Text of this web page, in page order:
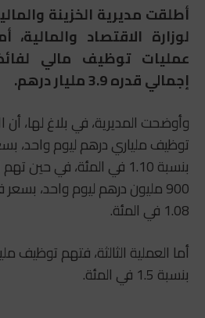
أطلقت مديرية الخزينة
لوزارة الاقتصاد والمالية،
عمليات توظيف مالي
إجمالي قدره 3.9 مليار درهم.
وأوضحت المديرية، في بلاغ لها، أن
توظيف ملياري درهم ليوم واحد،
بنسبة 1.10 في المئة، في
900 مليون درهم ليوم واحد،
1.08 في المئة.
أما العملية الثالثة، فتهم توظيف
بنسبة 1.5 في المئة.